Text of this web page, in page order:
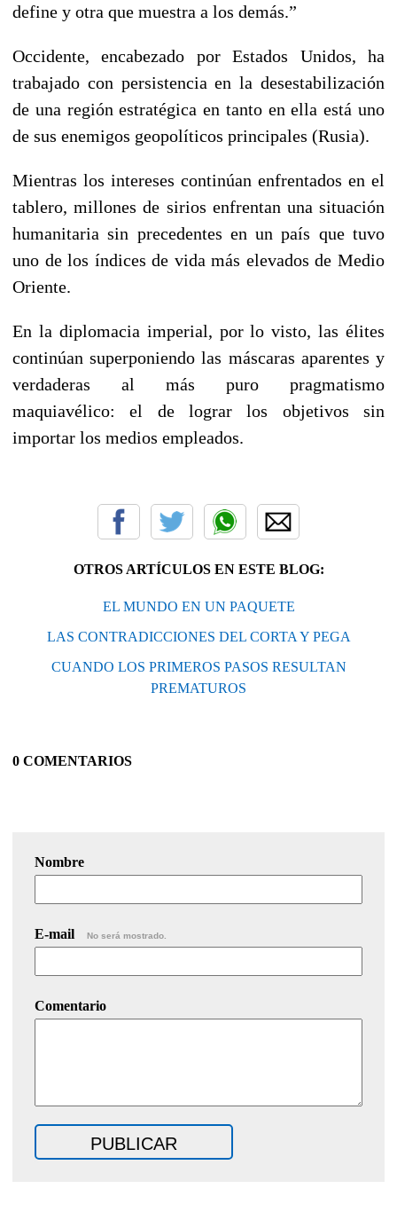
define y otra que muestra a los demás.”
Occidente, encabezado por Estados Unidos, ha
trabajado con persistencia en la desestabilización
de una región estratégica en tanto en ella está uno
de sus enemigos geopolíticos principales (Rusia).
Mientras los intereses continúan enfrentados en el
tablero, millones de sirios enfrentan una situación
humanitaria sin precedentes en un país que tuvo
uno de los índices de vida más elevados de Medio
Oriente.
En la diplomacia imperial, por lo visto, las élites
continúan superponiendo las máscaras aparentes y
verdaderas al más puro pragmatismo
maquiavélico: el de lograr los objetivos sin
importar los medios empleados.
OTROS ARTÍCULOS EN ESTE BLOG:
EL MUNDO EN UN PAQUETE
LAS CONTRADICCIONES DEL CORTA Y PEGA
CUANDO LOS PRIMEROS PASOS RESULTAN
PREMATUROS
0 COMENTARIOS
Nombre
E-mail No será mostrado.
Comentario